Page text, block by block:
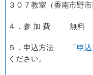
３０７教室 （香南市野
４．参 加 費 無料
５．申込方法 「申
ください。